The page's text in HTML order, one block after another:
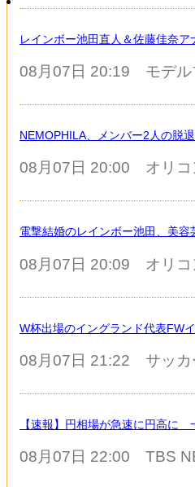
レインボー池田直人＆佐藤佳奈
08月07日 20:19 モデル
NEMOPHILA、メンバー2人の
08月07日 20:00 オリ
電撃結婚のレインボー池田、美
08月07日 20:09 オリ
W杯出場のイングランド代表FW
08月07日 21:22 サッ
【速報】円相場が急速に円高に
08月07日 22:00 TBS